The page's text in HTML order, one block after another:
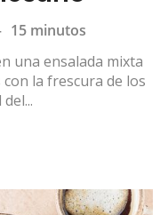
15 minutos
una ensalada mixta
la frescura de los